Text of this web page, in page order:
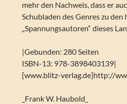
mehr den Nachweis, dass er
Schubladen des Genres zu den
„Spannungsautoren“ dieses
|Gebunden: 280 Seiten
ISBN-13: 978-3898403139|
[www.blitz-verlag.de]http://
_Frank W. Haubold_